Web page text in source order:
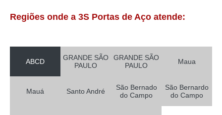
Regiões onde a 3S Portas de Aço atende:
ABCD
GRANDE SÃO
PAULO
GRANDE SÃO
PAULO
Maua
Mauá Santo André
São Bernado
do Campo
São Bernardo
do Campo